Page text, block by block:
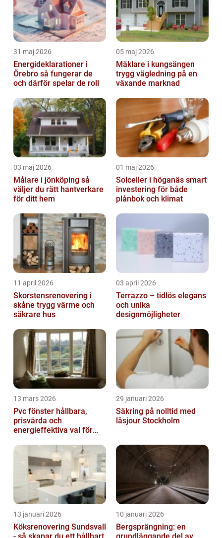
31 maj 2026
Energideklarationer i
Örebro så fungerar de
och därför spelar de roll
05 maj 2026
Mäklare i kungsängen
trygg vägledning på en
växande marknad
03 maj 2026
Målare i jönköping så
väljer du rätt hantverkare
för ditt hem
01 maj 2026
Solceller i höganäs smart
investering för både
plånbok och klimat
11 april 2026
Skorstensrenovering i
skåne trygg värme och
säkrare hus
03 april 2026
Terrazzo – tidlös elegans
och unika
designmöjligheter
13 mars 2026
Pvc fönster hållbara,
prisvärda och
energieffektiva val för
29 januari 2026
Säkring på nolltid med
låsjour Stockholm
13 januari 2026
Köksrenovering Sundsvall
10 januari 2026
Bergsprängning: en